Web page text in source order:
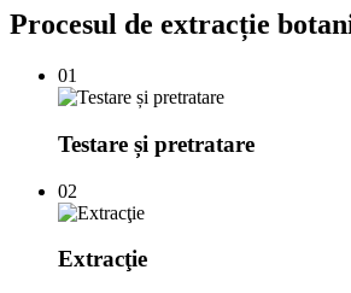
Procesul de extracție
01
Testare și pretratare
02
Extracţie